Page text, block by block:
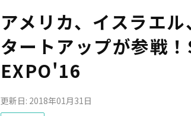
アメリカ、イスラエ
タートアップが参戦
EXPO'16
更新日: 2018年01月31日